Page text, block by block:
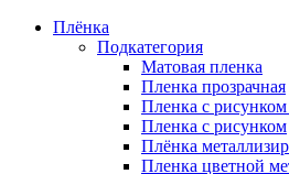
Плёнка
Подкатегория
Матовая пленка
Пленка прозрачная
Пленка с рисунком
Пленка с рисунком
Плёнка
Пленка цветной